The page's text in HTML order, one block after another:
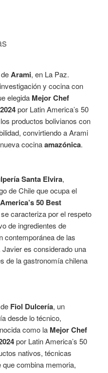
Arami, en La Paz.
y cocina con
elegida Mejor Chef
por Latin America’s 50
productos bolivianos con
convirtiendo a Arami
cocinaamazónica.
Santa Elvira,
de Chile que ocupa el
50 Best
caracteriza por el respeto
de ingredientes de
contemporánea de las
es considerado una
de la gastronomía chilena
Fiol Dulcería, un
desde lo técnico,
como la Mejor Chef
por Latin America’s 50
nativos, técnicas
combina memoria,